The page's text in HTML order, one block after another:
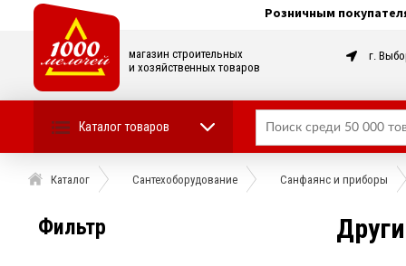
Розничным
магазин строительных
и хозяйственных товаров
г.
Каталог товаров
Каталог Сантехоборудование Санфаянс и приборы
Фильтр